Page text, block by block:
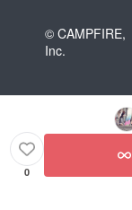
© CAMPFIRE,
Inc.
0